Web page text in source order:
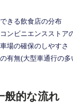
きる飲食店の分布
ンビニエンスストア
場の確保のしやすさ
有無(大型車通行の
般的な流れ